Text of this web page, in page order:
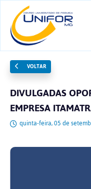
VOLTAR
DIVULGADAS
EMPRESA
quinta-feira, 05 de